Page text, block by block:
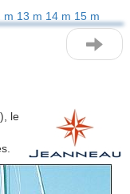
m 13 m 14 m 15 m
le